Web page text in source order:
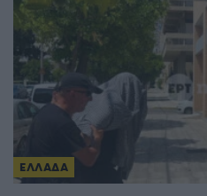
ΕΛΛΑΔΑ